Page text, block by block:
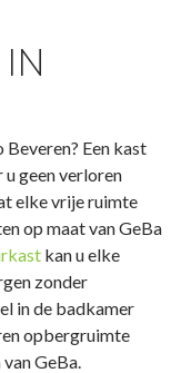
Een kast
u geen verloren
elke vrije ruimte
op maat van GeBa
kan u elke
zonder
in de badkamer
opbergruimte
GeBa.